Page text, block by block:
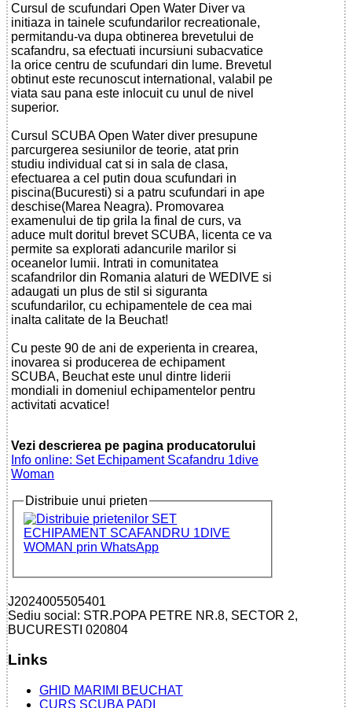
Cursul de scufundari Open Water Diver va
initiaza in tainele scufundarilor recreationale,
permitandu-va dupa obtinerea brevetului de
scafandru, sa efectuati incursiuni subacvatice
la orice centru de scufundari din lume. Brevetul
obtinut este recunoscut international, valabil pe
viata sau pana este inlocuit cu unul de nivel
superior.
Cursul SCUBA Open Water diver presupune
parcurgerea sesiunilor de teorie, atat prin
studiu individual cat si in sala de clasa,
efectuarea a cel putin doua scufundari in
piscina(Bucuresti) si a patru scufundari in ape
deschise(Marea Neagra). Promovarea
examenului de tip grila la final de curs, va
aduce mult doritul brevet SCUBA, licenta ce va
permite sa explorati adancurile marilor si
oceanelor lumii. Intrati in comunitatea
scafandrilor din Romania alaturi de WEDIVE si
adaugati un plus de stil si siguranta
scufundarilor, cu echipamentele de cea mai
inalta calitate de la Beuchat!
Cu peste 90 de ani de experienta in crearea,
inovarea si producerea de echipament
SCUBA, Beuchat este unul dintre liderii
mondiali in domeniul echipamentelor pentru
activitati acvatice!
Vezi descrierea pe pagina producatorului
Info online: Set Echipament Scafandru 1dive
Woman
Distribuie unui prieten
J2024005505401
Sediu social: STR.POPA PETRE NR.8, SECTOR 2,
BUCURESTI 020804
Links
GHID MARIMI BEUCHAT
CURS SCUBA PADI